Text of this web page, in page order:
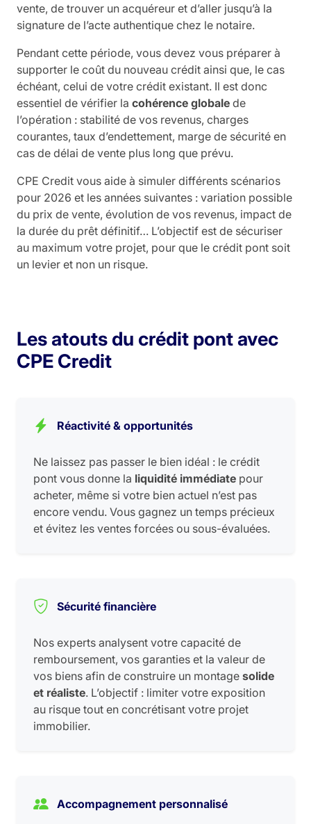
vente, de trouver un acquéreur et d’aller jusqu’à la
signature de l’acte authentique chez le notaire.
Pendant cette période, vous devez vous préparer à
supporter le coût du nouveau crédit ainsi que, le cas
échéant, celui de votre crédit existant. Il est donc
essentiel de vérifier la cohérence globale de
l’opération : stabilité de vos revenus, charges
courantes, taux d’endettement, marge de sécurité en
cas de délai de vente plus long que prévu.
CPE Credit vous aide à simuler différents scénarios
pour 2026 et les années suivantes : variation possible
du prix de vente, évolution de vos revenus, impact de
la durée du prêt définitif… L’objectif est de sécuriser
au maximum votre projet, pour que le crédit pont soit
un levier et non un risque.
Les atouts du crédit pont avec
CPE Credit
Réactivité & opportunités
Ne laissez pas passer le bien idéal : le crédit
pont vous donne la liquidité immédiate pour
acheter, même si votre bien actuel n’est pas
encore vendu. Vous gagnez un temps précieux
et évitez les ventes forcées ou sous-évaluées.
Sécurité financière
Nos experts analysent votre capacité de
remboursement, vos garanties et la valeur de
vos biens afin de construire un montage solide
et réaliste. L’objectif : limiter votre exposition
au risque tout en concrétisant votre projet
immobilier.
Accompagnement personnalisé